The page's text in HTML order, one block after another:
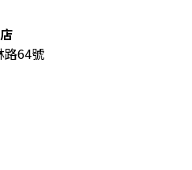
路64號